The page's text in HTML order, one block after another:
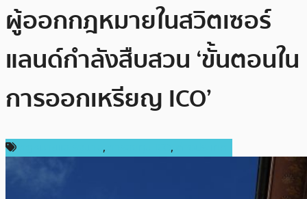
ผู้ออกกฎหมายในสวิตเซอร์
แลนด์กำลังสืบสวน ‘ขั้นตอนใน
การออกเหรียญ ICO’
, ,